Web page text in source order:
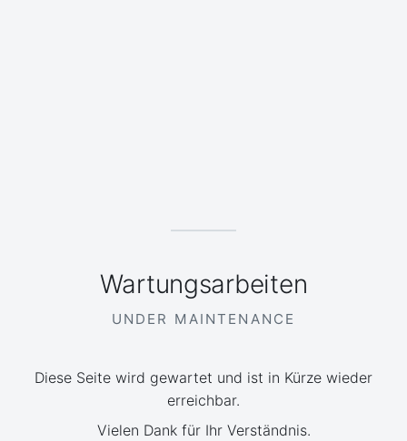
Wartungsarbeiten
UNDER MAINTENANCE
Diese Seite wird gewartet und ist in Kürze wieder
erreichbar.
Vielen Dank für Ihr Verständnis.